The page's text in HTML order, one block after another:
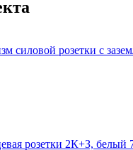
силовой розетки с
розетки 2К+З, белый